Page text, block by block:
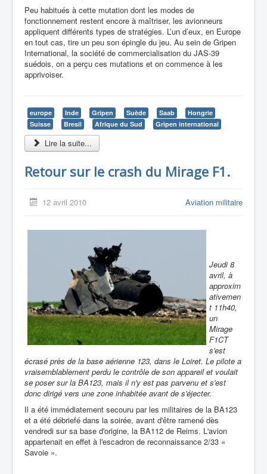
Peu habitués à cette mutation dont les modes de
fonctionnement restent encore à maîtriser, les avionneurs
appliquent différents types de stratégies. L’un d’eux, en Europe
en tout cas, tire un peu son épingle du jeu. Au sein de Gripen
International, la société de commercialisation du JAS-39
suédois, on a perçu ces mutations et on commence à les
apprivoiser.
europe Inde Gripen Suède Saab
Hongrie
Suisse
Bresil Afrique du Sud Gripen international
Lire la suite...
Retour sur le crash du Mirage F1.
12 avril 2010 Aviation militaire
Jeudi 8
avril, à
approxim
ativemen
t 11h40,
un
Mirage
F1CT
s'est
écrasé près de la base aérienne 123, dans le Loiret. Le pilote a
vraisemblablement perdu le contrôle de son appareil et voulait
se poser sur la BA123, mais il n'y est pas parvenu et s'est
donc dirigé vers une zone inhabitée avant de s'éjecter.
Il a été immédiatement secouru par les militaires de la BA123
et a été débriefé dans la soirée, avant d'être ramené dès
vendredi sur sa base d'origine, la BA112 de Reims. L'avion
appartenait en effet à l'escadron de reconnaissance 2/33 «
Savoie ».